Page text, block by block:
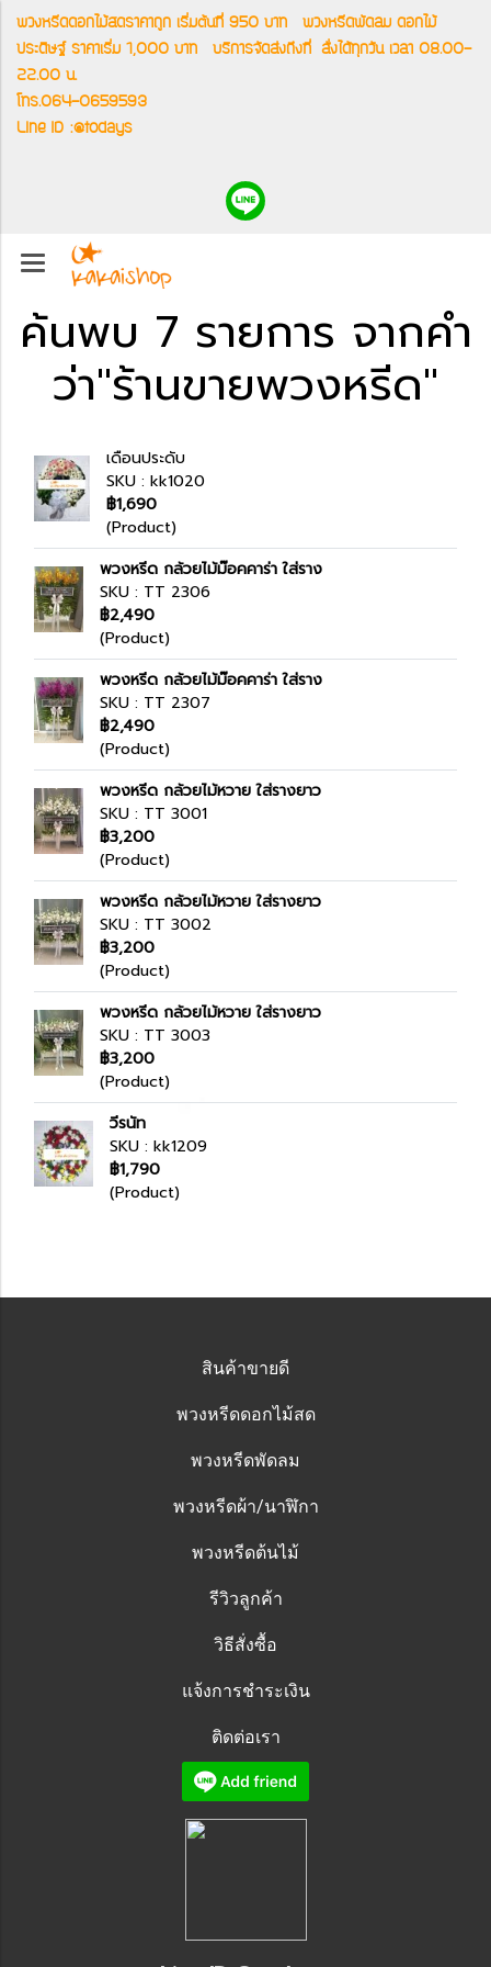
พวงหรีดดอกไม้สดราคาถูก เริ่มต้นที่ 950 บาท พวงหรีดพัดลม ดอกไม้
ประดิษฐ์ ราคาเริ่ม 1,000 บาท บริการจัดส่งถึงที่ สั่งได้ทุกวัน เวลา 08.00-
22.00 น.
โทร.064-0659593
Line ID :@todays
ค้นพบ 7 รายการ จากคำ
ว่า"ร้านขายพวงหรีด"
เดือนประดับ
SKU : kk1020
฿1,690
(Product)
พวงหรีด กล้วยไม้ม๊อคคาร่า ใส่ราง
SKU : TT 2306
฿2,490
(Product)
พวงหรีด กล้วยไม้ม๊อคคาร่า ใส่ราง
SKU : TT 2307
฿2,490
(Product)
พวงหรีด กล้วยไม้หวาย ใส่รางยาว
SKU : TT 3001
฿3,200
(Product)
พวงหรีด กล้วยไม้หวาย ใส่รางยาว
SKU : TT 3002
฿3,200
(Product)
พวงหรีด กล้วยไม้หวาย ใส่รางยาว
SKU : TT 3003
฿3,200
(Product)
วีรนัท
SKU : kk1209
฿1,790
(Product)
สินค้าขายดี
พวงหรีดดอกไม้สด
พวงหรีดพัดลม
พวงหรีดผ้า/นาฬิกา
พวงหรีดต้นไม้
รีวิวลูกค้า
วิธีสั่งซื้อ
แจ้งการชำระเงิน
ติดต่อเรา